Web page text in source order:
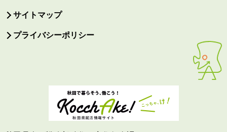
サイトマップ
プライバシーポリシー